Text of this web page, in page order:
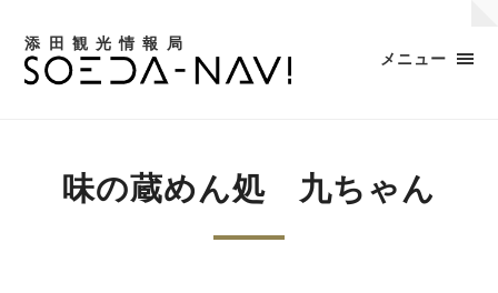
添田観光情報局
メニュー
味の蔵めん処 九ちゃん